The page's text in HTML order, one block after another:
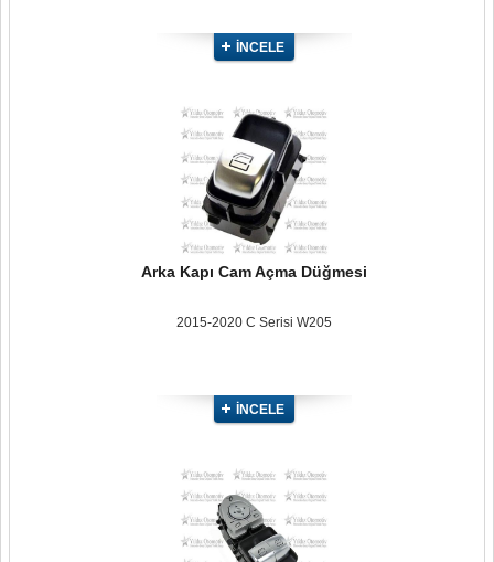
İNCELE
Arka Kapı Cam Açma Düğmesi
2015-2020 C Serisi W205
İNCELE